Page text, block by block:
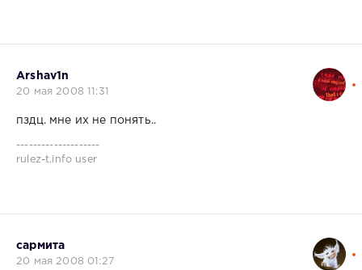
Arshav1n
20 мая 2008 11:31
пздц. мне их не понять..
--------------------
rulez-t.info user
сармита
20 мая 2008 01:27